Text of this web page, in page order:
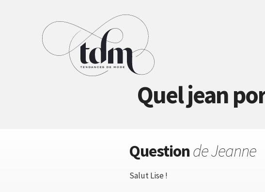
Quel jean
Questionde Jeanne
Salut Lise !